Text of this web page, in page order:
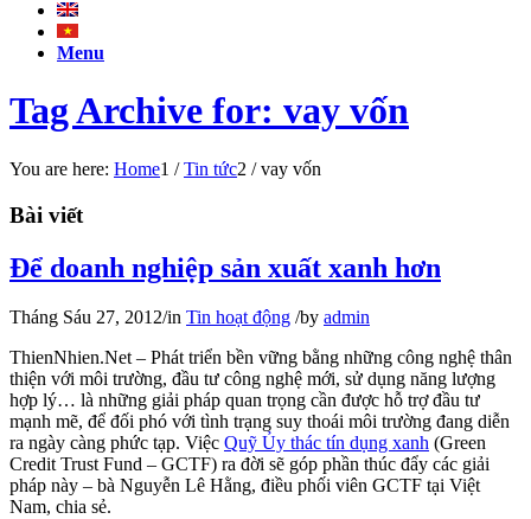
Menu
Tag Archive for: vay vốn
You are here: Home1 / Tin tức2 / vay vốn
Bài viết
Để doanh nghiệp sản xuất xanh hơn
Tháng Sáu 27, 2012/in Tin hoạt động /by admin
ThienNhien.Net – Phát triển bền vững bằng những công nghệ thân
thiện với môi trường, đầu tư công nghệ mới, sử dụng năng lượng
hợp lý… là những giải pháp quan trọng cần được hỗ trợ đầu tư
mạnh mẽ, để đối phó với tình trạng suy thoái môi trường đang diễn
ra ngày càng phức tạp. Việc Quỹ Ủy thác tín dụng xanh (Green
Credit Trust Fund – GCTF) ra đời sẽ góp phần thúc đẩy các giải
pháp này – bà Nguyễn Lê Hằng, điều phối viên GCTF tại Việt
Nam, chia sẻ.